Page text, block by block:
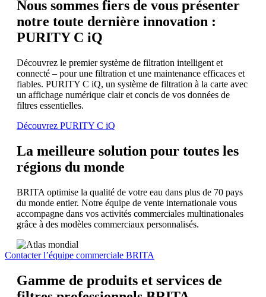
Nous sommes fiers de vous présenter
notre toute dernière innovation :
PURITY C iQ
Découvrez le premier système de filtration intelligent et
connecté – pour une filtration et une maintenance efficaces et
fiables. PURITY C iQ, un système de filtration à la carte avec
un affichage numérique clair et concis de vos données de
filtres essentielles.
Découvrez PURITY C iQ
La meilleure solution pour toutes les
régions du monde
BRITA optimise la qualité de votre eau dans plus de 70 pays
du monde entier. Notre équipe de vente internationale vous
accompagne dans vos activités commerciales multinationales
grâce à des modèles commerciaux personnalisés.
Contacter l’équipe commerciale BRITA
Gamme de produits et services de